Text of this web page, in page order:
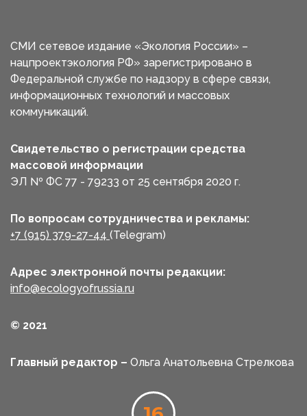
СМИ сетевое издание «Экология России» –
нацпроектэкология РФ» зарегистрировано в
Федеральной службе по надзору в сфере связи,
информационных технологий и массовых
коммуникаций.
Свидетельство о регистрации средства
массовой информации
ЭЛ № ФС 77 - 79233 от 25 сентября 2020 г.
По вопросам сотрудничества и рекламы:
+7 (915) 379-27-44 (Telegram)
Адрес электронной почты редакции:
info@ecologyofrussia.ru
© 2021
Главный редактор – Ольга Анатольевна Стрелкова